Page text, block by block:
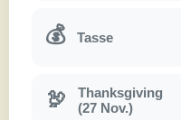
💰 Tasse
🦃
Thanksgiving
(27 Nov.)